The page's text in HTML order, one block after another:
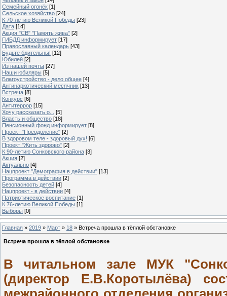
Семейный огонёк [1]
Сельское хозяйство [24]
К 70-летию Великой Победы [23]
Дата [14]
Акция "СВ" "Память жива" [2]
ГИБДД информирует [17]
Православный календарь [43]
Будьте бдительны! [12]
Юбилей [2]
Из нашей почты [27]
Наши юбиляры [5]
Благоустройство - дело общее [4]
Антинаркотический месячник [13]
Встреча [8]
Конкурс [6]
Антитеррор [15]
Хочу рассказать о...
[5]
Власть и общество [18]
Пенсионный фонд информирует [8]
Проект "Преодоление" [2]
В здоровом теле - здоровый дух! [6]
Проект "Жить здорово" [2]
К 90-летию Сонковского района [3]
Акция [2]
Актуально [4]
Нацпроект "Демография в действии" [13]
Программа в действии [2]
Безопасность детей [4]
Нацпроект - в действии [4]
Патриотическое воспитание [1]
К 76-летию Великой Победы [1]
Выборы [0]
Главная » 2019 » Март » 18 » Встреча прошла в тёплой обстановке
Встреча прошла в тёплой обстановке
В читальном зале МУК
(директор Е.В.Коротылёва)